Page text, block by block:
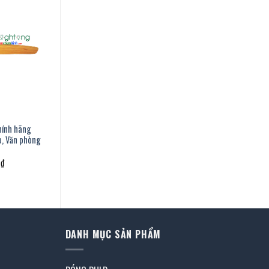
hãng
Văn phòng
₫Giá
hiện
DANH MỤC SẢN PHẨM